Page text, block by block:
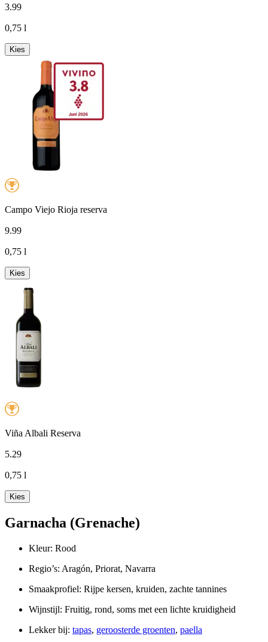
3.99
0,75 l
Kies
Campo Viejo Rioja reserva
9.99
0,75 l
Kies
Viña Albali Reserva
5.29
0,75 l
Kies
Garnacha (Grenache)
Kleur: Rood
Regio’s: Aragón, Priorat, Navarra
Smaakprofiel: Rijpe kersen, kruiden, zachte tannines
Wijnstijl: Fruitig, rond, soms met een lichte kruidigheid
Lekker bij: tapas, geroosterde groenten, paella